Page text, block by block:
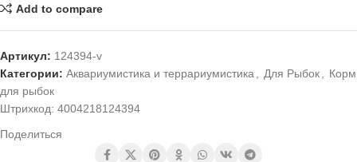
Add to compare
Артикул: 124394-v
Категории: Аквариумистика и террариумистика Для Рыбок
Корм
для рыбок
Штрихкод: 4004218124394
Поделиться